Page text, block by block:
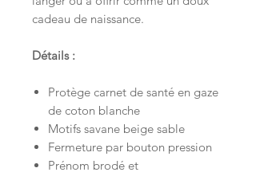
cadeau de naissance.
Détails :
Protège carnet de santé en gaze
de coton blanche
Motifs savane beige sable
Fermeture par bouton pression
Prénom brodé et